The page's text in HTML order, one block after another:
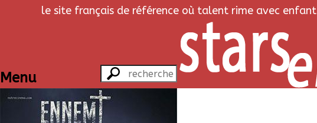
le site français de référence où talent rime avec enfant
Menu